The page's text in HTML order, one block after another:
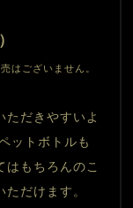
はございません。
ただきやすいよ
ットボトルも
はもちろんのこ
だけます。